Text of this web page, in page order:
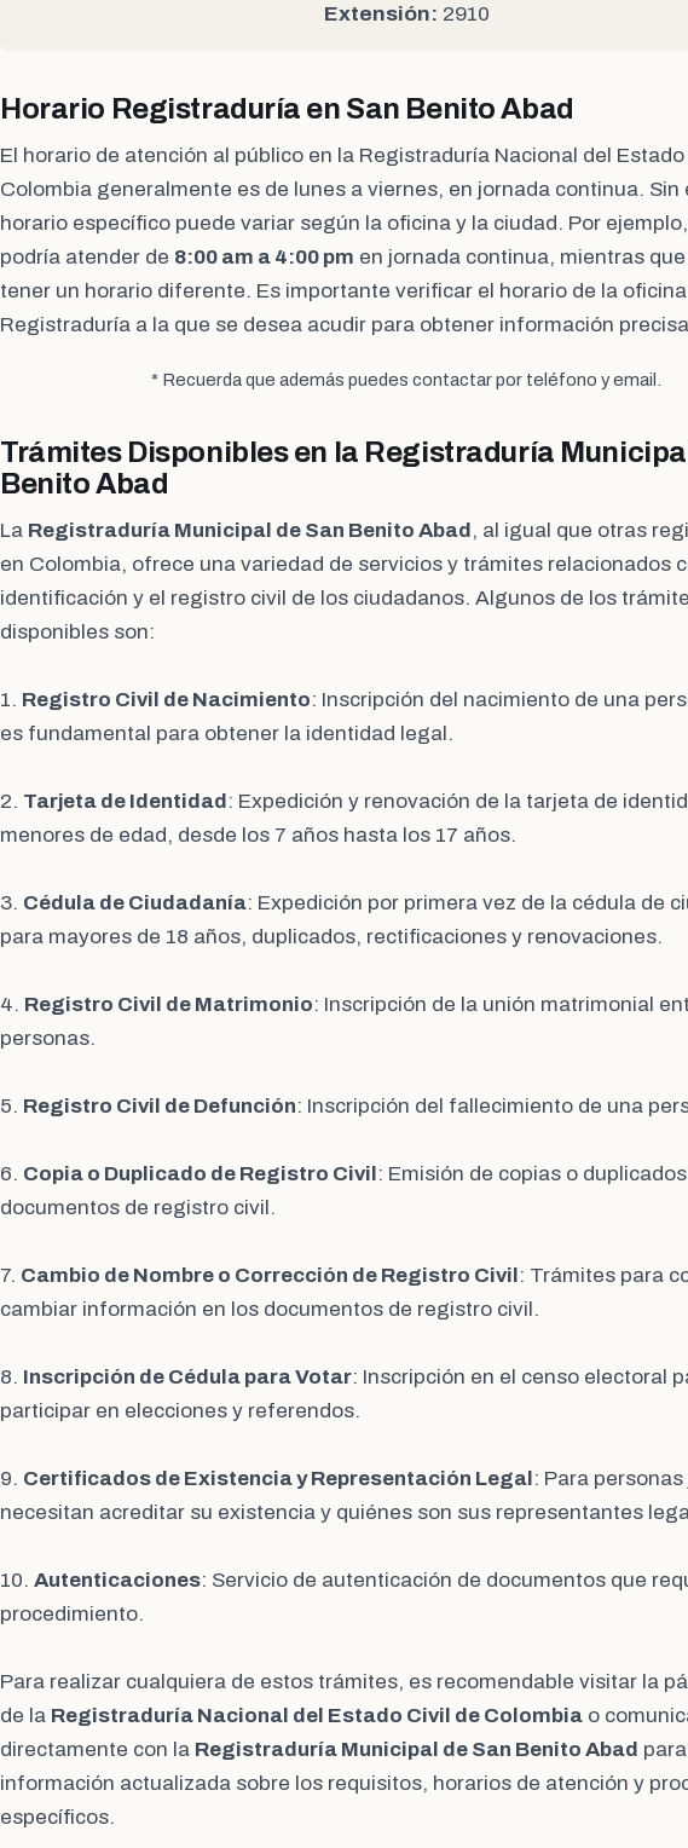
Extensión: 2910
Horario Registraduría en San Benito Abad
El horario de atención al público en la Registraduría Nacional del Estado
Colombia generalmente es de lunes a viernes, en jornada continua. Sin
horario específico puede variar según la oficina y la ciudad. Por
podría atender de 8:00 am a 4:00 pm en jornada continua, mientras
tener un horario diferente. Es importante verificar el horario de la
Registraduría a la que se desea acudir para obtener información
* Recuerda que además puedes contactar por teléfono y email.
Trámites Disponibles en la Registraduría
Benito Abad
La Registraduría Municipal de San Benito Abad , al igual que otras
en Colombia, ofrece una variedad de servicios y trámites relacionados
identificación y el registro civil de los ciudadanos. Algunos de los
disponibles son:
1. Registro Civil de Nacimiento: Inscripción del nacimiento de una
es fundamental para obtener la identidad legal.
2. Tarjeta de Identidad : Expedición y renovación de la tarjeta de
menores de edad, desde los 7 años hasta los 17 años.
3. Cédula de Ciudadanía: Expedición por primera vez de la cédula de
para mayores de 18 años, duplicados, rectificaciones y renovaciones.
4. Registro Civil de Matrimonio: Inscripción de la unión matrimonial
personas.
5. Registro Civil de Defunción: Inscripción del fallecimiento de una
6. Copia o Duplicado de Registro Civil : Emisión de copias o
documentos de registro civil.
7. Cambio de Nombre o Corrección de Registro Civil : Trámites para
cambiar información en los documentos de registro civil.
8. Inscripción de Cédula para Votar: Inscripción en el censo electoral
participar en elecciones y referendos.
9. Certificados de Existencia y Representación Legal : Para
necesitan acreditar su existencia y quiénes son sus representantes
10. Autenticaciones: Servicio de autenticación de documentos que
procedimiento.
Para realizar cualquiera de estos trámites, es recomendable visitar la
de la Registraduría Nacional del Estado Civil de Colombia o
directamente con la Registraduría Municipal de San Benito Abad
información actualizada sobre los requisitos, horarios de atención y
específicos.